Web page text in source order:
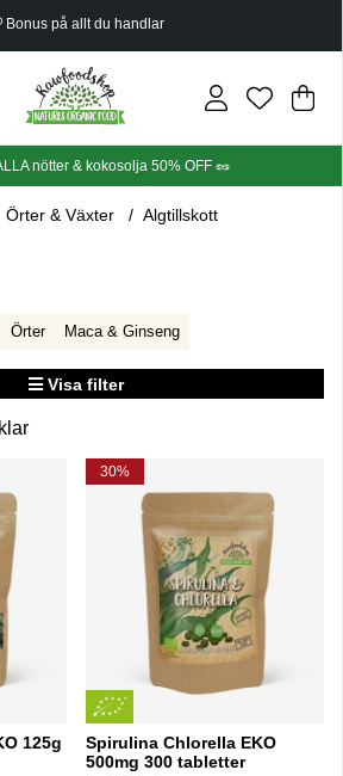
Ekologiskt certifierat
Din
.
nötter & kokosolja 50% OFF 🥜
Örter & Växter Algtillskott
Örter Maca & Ginseng
Visa filter
125g
30%
Spirulina Chlorella EKO
500mg 300 tabletter